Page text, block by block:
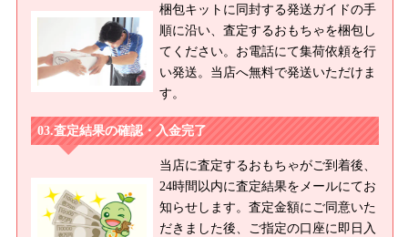
梱包キットに同封する発送ガイドの手
順に沿い、査定するおもちゃを梱包し
てください。お電話にて集荷依頼を行
い発送。当店へ無料で発送いただけま
す。
査定結果の確認・入金完了
当店に査定するおもちゃがご到着後、
24時間以内に査定結果をメールにてお
知らせします。査定金額にご同意いた
だきました後、ご指定の口座に即日入